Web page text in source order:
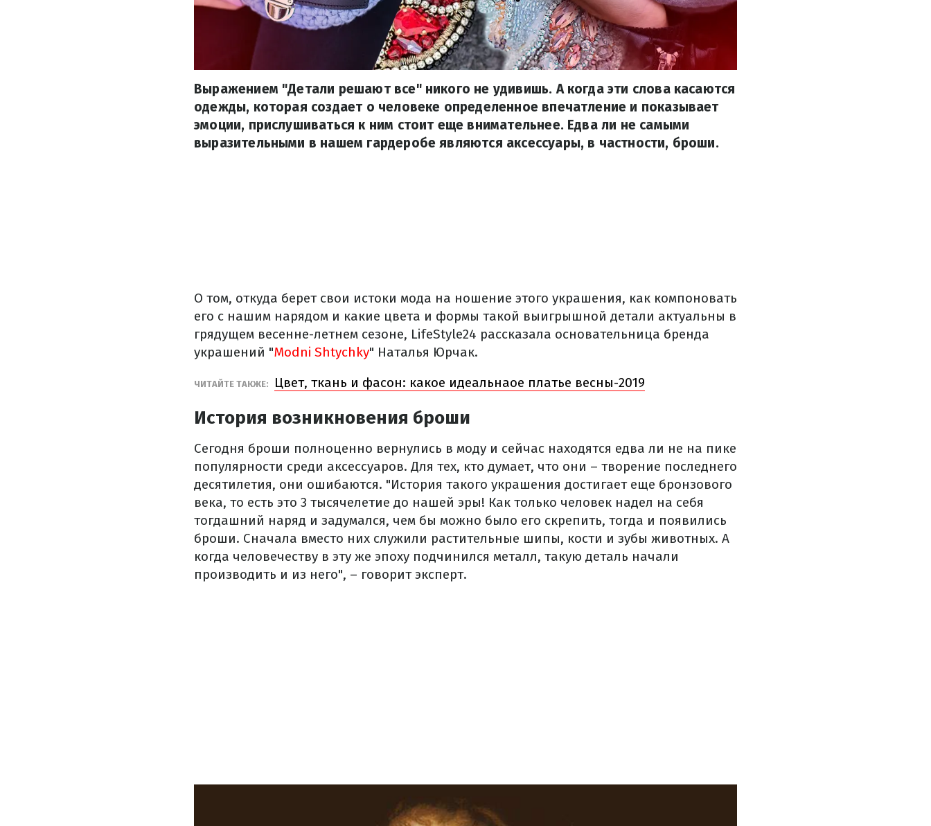
Выражением "Детали решают все" никого не удивишь. А когда эти слова касаются
одежды, которая создает о человеке определенное впечатление и показывает
эмоции, прислушиваться к ним стоит еще внимательнее. Едва ли не самыми
выразительными в нашем гардеробе являются аксессуары, в частности, броши.
О том, откуда берет свои истоки мода на ношение этого украшения, как компоновать
его с нашим нарядом и какие цвета и формы такой выигрышной детали актуальны в
грядущем весенне-летнем сезоне, LifeStyle24 рассказала основательница бренда
украшений "Modni Shtychky" Наталья Юрчак.
ЧИТАЙТЕ ТАКЖЕ: Цвет, ткань и фасон: какое идеальнаое платье весны-2019
История возникновения броши
Сегодня броши полноценно вернулись в моду и сейчас находятся едва ли не на пике
популярности среди аксессуаров. Для тех, кто думает, что они – творение последнего
десятилетия, они ошибаются. "История такого украшения достигает еще бронзового
века, то есть это 3 тысячелетие до нашей эры! Как только человек надел на себя
тогдашний наряд и задумался, чем бы можно было его скрепить, тогда и появились
броши. Сначала вместо них служили растительные шипы, кости и зубы животных. А
когда человечеству в эту же эпоху подчинился металл, такую ​​деталь начали
производить и из него", – говорит эксперт.